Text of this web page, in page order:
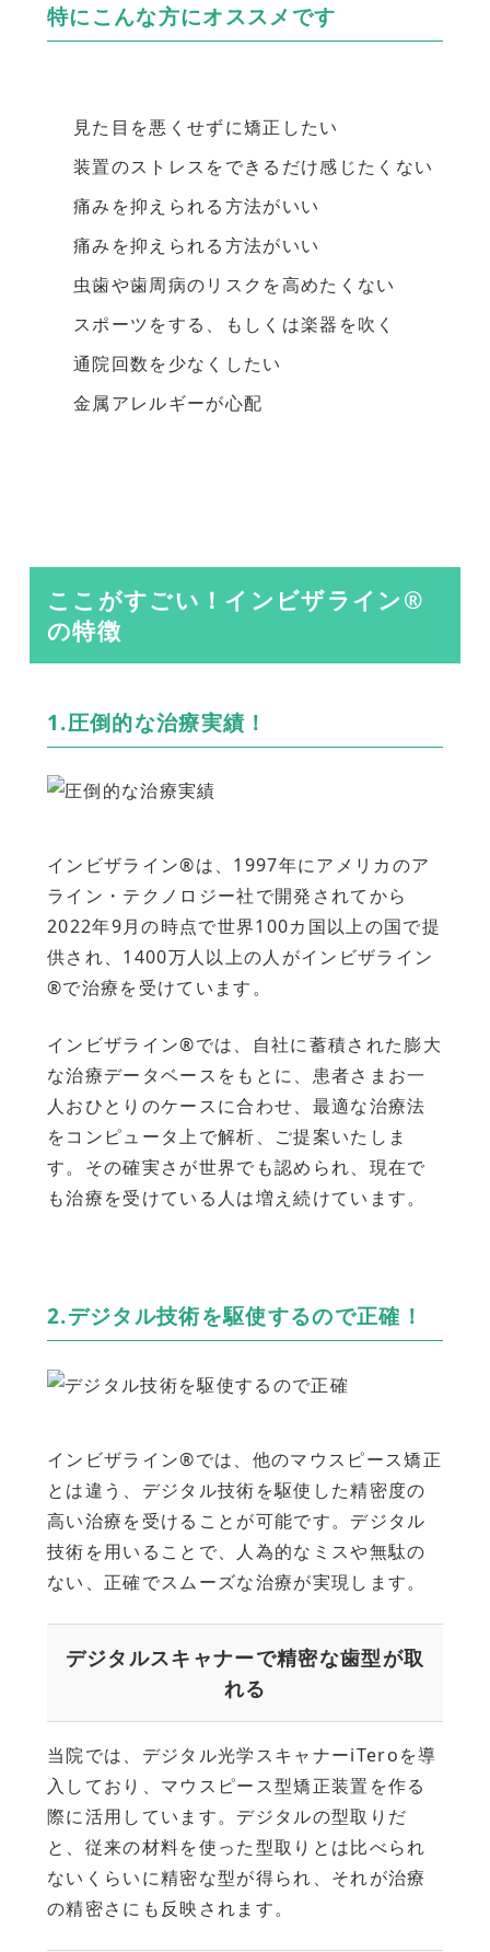
特にこんな方にオススメです
見た目を悪くせずに矯正したい
装置のストレスをできるだけ感じたくない
痛みを抑えられる方法がいい
痛みを抑えられる方法がいい
虫歯や歯周病のリスクを高めたくない
スポーツをする、もしくは楽器を吹く
通院回数を少なくしたい
金属アレルギーが心配
ここがすごい！インビザライン®
の特徴
1.圧倒的な治療実績！
インビザライン®は、1997年にアメリカのア
ライン・テクノロジー社で開発されてから
2022年9月の時点で世界100カ国以上の国で提
供され、1400万人以上の人がインビザライン
®で治療を受けています。
インビザライン®では、自社に蓄積された膨大
な治療データベースをもとに、患者さまお一
人おひとりのケースに合わせ、最適な治療法
をコンピュータ上で解析、ご提案いたしま
す。その確実さが世界でも認められ、現在で
も治療を受けている人は増え続けています。
2.デジタル技術を駆使するので正確！
インビザライン®では、他のマウスピース矯正
とは違う、デジタル技術を駆使した精密度の
高い治療を受けることが可能です。デジタル
技術を用いることで、人為的なミスや無駄の
ない、正確でスムーズな治療が実現します。
デジタルスキャナーで精密な歯型が取
れる
当院では、デジタル光学スキャナーiTeroを導
入しており、マウスピース型矯正装置を作る
際に活用しています。デジタルの型取りだ
と、従来の材料を使った型取りとは比べられ
ないくらいに精密な型が得られ、それが治療
の精密さにも反映されます。